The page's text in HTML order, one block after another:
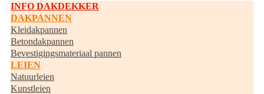
INFO DAKDEKKER
DAKPANNEN
Kleidakpannen
Betondakpannen
Bevestigingsmateriaal pannen
LEIEN
Natuurleien
Kunstleien